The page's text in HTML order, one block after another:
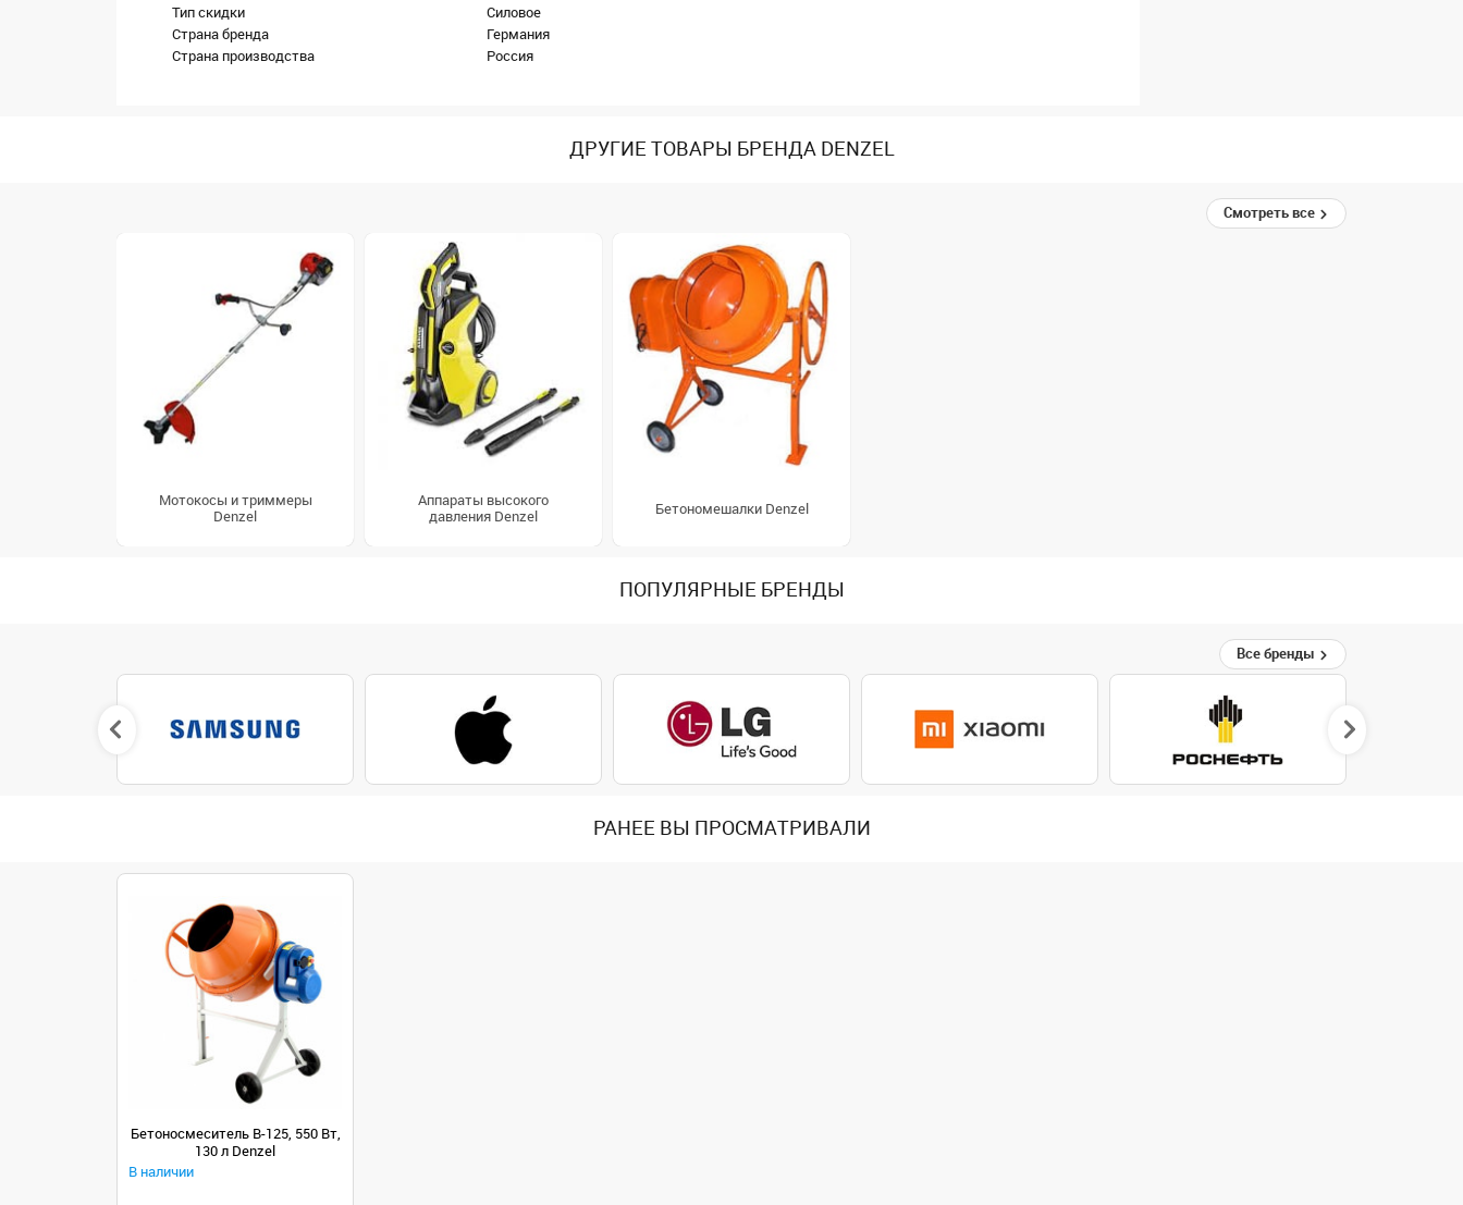
Тип скидки
Силовое
Страна бренда
Германия
Страна производства
Россия
ДРУГИЕ ТОВАРЫ БРЕНДА DENZEL
Смотреть все
Мотокосы и триммеры
Denzel
Аппараты высокого
давления Denzel
Бетономешалки Denzel
ПОПУЛЯРНЫЕ БРЕНДЫ
Все бренды
РАНЕЕ ВЫ ПРОСМАТРИВАЛИ
Бетоносмеситель B-125, 550 Вт,
130 л Denzel
В наличии